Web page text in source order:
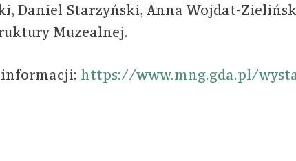
Daniel Starzyński, Anna Wojdat-
Muzealnej.
https://www.mng.gda.pl/